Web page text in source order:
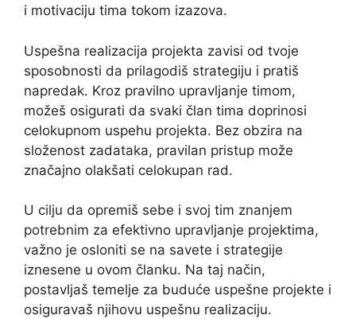
i motivaciju tima tokom izazova.
Uspešna realizacija projekta zavisi od tvoje
sposobnosti da prilagodiš strategiju i pratiš
napredak. Kroz pravilno upravljanje timom,
možeš osigurati da svaki član tima doprinosi
celokupnom uspehu projekta. Bez obzira na
složenost zadataka, pravilan pristup može
značajno olakšati celokupan rad.
U cilju da opremiš sebe i svoj tim znanjem
potrebnim za efektivno upravljanje projektima,
važno je osloniti se na savete i strategije
iznesene u ovom članku. Na taj način,
postavljaš temelje za buduće uspešne projekte i
osiguravaš njihovu uspešnu realizaciju.